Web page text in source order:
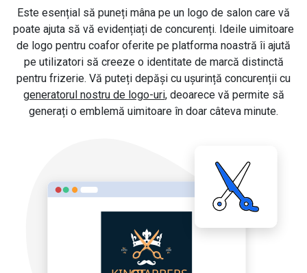
Este esențial să puneți mâna pe un logo de salon care vă
poate ajuta să vă evidențiați de concurenți. Ideile uimitoare
de logo pentru coafor oferite pe platforma noastră îi ajută
pe utilizatori să creeze o identitate de marcă distinctă
pentru frizerie. Vă puteți depăși cu ușurință concurenții cu
generatorul nostru de logo-uri, deoarece vă permite să
generați o emblemă uimitoare în doar câteva minute.